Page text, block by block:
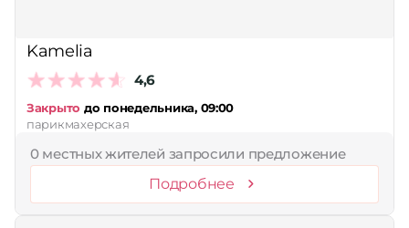
Kamelia
4,6
Закрыто до понедельника, 09:00
парикмахерская
0 местных жителей запросили предложение
Подробнее